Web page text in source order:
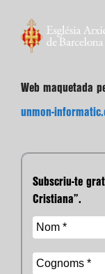
Web maquetada
unmon-
Subscriu-te
Cristiana”.